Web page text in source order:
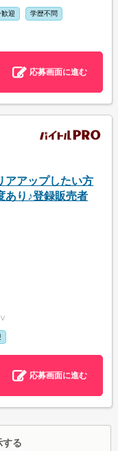
迎 学歴不問
応募画面に進む
アアップしたい方
あり♪登録販売者
応募画面に進む
する